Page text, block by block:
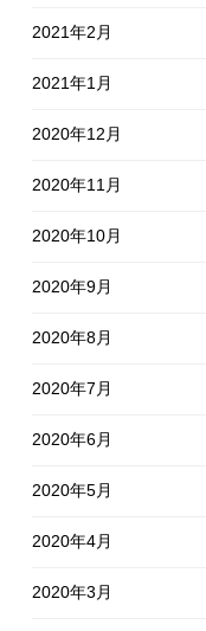
2021年2月
2021年1月
2020年12月
2020年11月
2020年10月
2020年9月
2020年8月
2020年7月
2020年6月
2020年5月
2020年4月
2020年3月